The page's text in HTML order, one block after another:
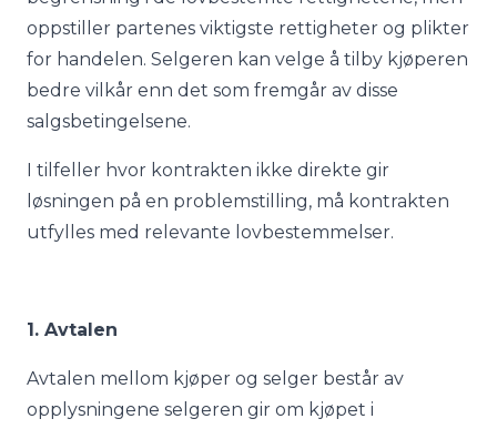
oppstiller partenes viktigste rettigheter og plikter
for handelen. Selgeren kan velge å tilby kjøperen
bedre vilkår enn det som fremgår av disse
salgsbetingelsene.
I tilfeller hvor kontrakten ikke direkte gir
løsningen på en problemstilling, må kontrakten
utfylles med relevante lovbestemmelser.
1. Avtalen
Avtalen mellom kjøper og selger består av
opplysningene selgeren gir om kjøpet i